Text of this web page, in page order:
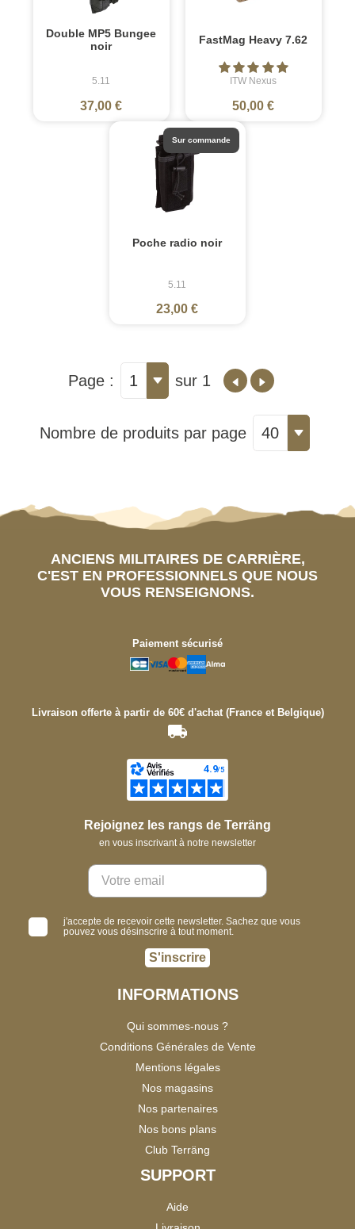
Double MP5 Bungee
noir
5.11
37,00 €
FastMag Heavy 7.62
ITW Nexus
50,00 €
Poche radio noir
5.11
23,00 €
Sur commande
Page : 1 sur 1
Nombre de produits par page 40
ANCIENS MILITAIRES DE CARRIÈRE,
C'EST EN PROFESSIONNELS QUE NOUS
VOUS RENSEIGNONS.
Paiement sécurisé
Livraison offerte à partir de 60€ d'achat (France et Belgique)
Rejoignez les rangs de Terräng
en vous inscrivant à notre newsletter
j'accepte de recevoir cette newsletter. Sachez que vous
pouvez vous désinscrire à tout moment.
S'inscrire
INFORMATIONS
Qui sommes-nous ?
Conditions Générales de Vente
Mentions légales
Nos magasins
Nos partenaires
Nos bons plans
Club Terräng
SUPPORT
Aide